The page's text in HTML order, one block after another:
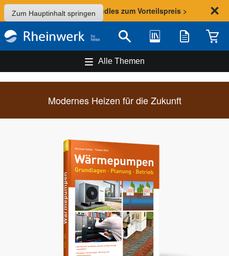
Zum Hauptinhalt springen
Sommer-Aktion: Bundles zum Vorteilspreis >
Suche Bibliothek Merkliste
Alle Themen
Modernes Heizen für die Zukunft